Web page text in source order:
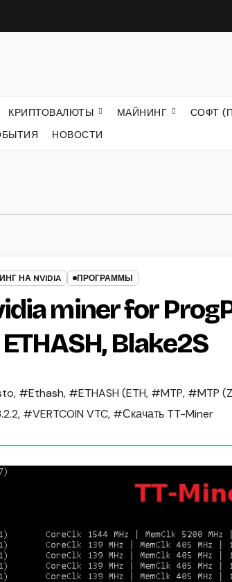
КРИПТОВАЛЮТЫ МАЙНИНГ СОФТ
НОВОСТИ
НА NVIDIA ПРОГРАММЫ
miner for
ETHASH, Blake2S
, #Ethash, #ETHASH (ETH, #MTP, #MTP
, #VERTCOIN VTC, #Скачать TT-Miner